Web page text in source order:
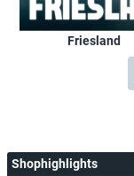
Friesland
Shophighlights